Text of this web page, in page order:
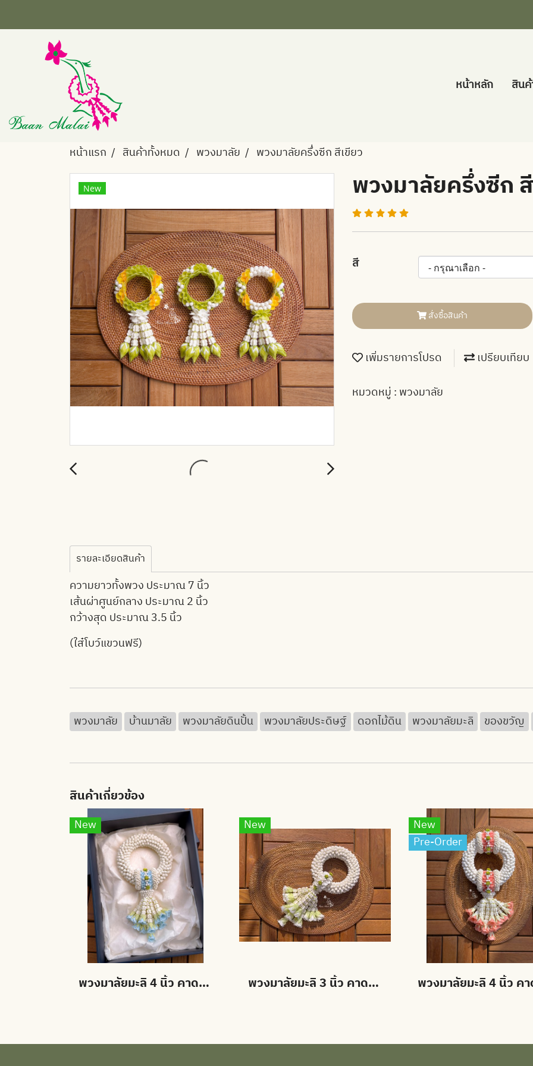
หน้าหลัก สิน
หน้าแรก สินค้าทั้งหมด พวงมาลัย พวงมาลัยครึ่งซีก สีเขียว
New พวงมาลัยครึ่งซีก
สี
สั่งซื้อสินค้า
เพิ่มรายการโปรด เปรียบเทียบ
หมวดหมู่ : พวงมาลัย
รายละเอียดสินค้า
ความยาวทั้งพวง ประมาณ 7 นิ้ว
เส้นผ่าศูนย์กลาง ประมาณ 2 นิ้ว
กว้างสุด ประมาณ 3.5 นิ้ว
(ใส๋โบว์แขวนฟรี)
พวงมาลัย บ้านมาลัย พวงมาลัยดินปั้น พวงมาลัยประดิษฐ์ ดอกไม้ดิน พวงมาลัยมะลิ ของขวัญ
สินค้าเกี่ยวข้อง
New
พวงมาลัยมะลิ 4 นิ้ว คาดมาลัยแบน อุบะดอกข่าบาน สั่งสีได้
New
พวงมาลัยมะลิ 3 นิ้ว คาดมาลัยแบน อุบะดอกข่าบาน สั่งสีได้
New
Pre-Order